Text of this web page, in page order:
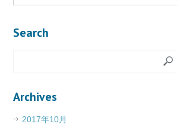
Search
Archives
2017年10月